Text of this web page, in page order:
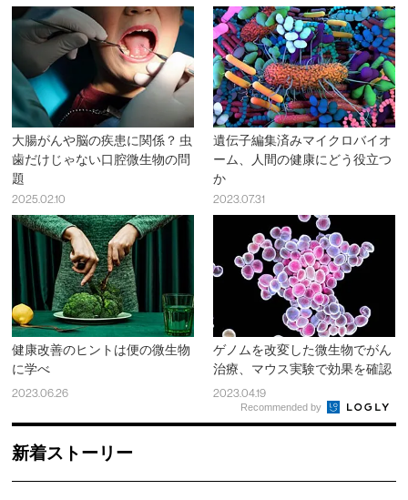
大腸がんや脳の疾患に関係？ 虫
歯だけじゃない口腔微生物の問
題
2025.02.10
遺伝子編集済みマイクロバイオ
ーム、人間の健康にどう役立つ
か
2023.07.31
健康改善のヒントは便の微生物
に学べ
2023.06.26
ゲノムを改変した微生物でがん
治療、マウス実験で効果を確認
2023.04.19
Recommended by
新着ストーリー